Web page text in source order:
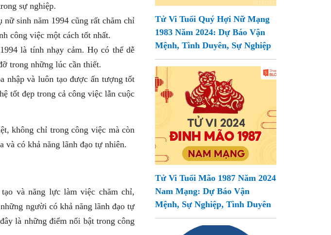
sự nghiệp.
sinh năm 1994 cũng rất chăm chỉ
công việc một cách tốt nhất.
là tính nhạy cảm. Họ có thể dễ
trong những lúc cần thiết.
nhập và luôn tạo được ấn tượng tốt
tốt đẹp trong cả công việc lẫn cuộc
không chỉ trong công việc mà còn
có khả năng lãnh đạo tự nhiên.
và năng lực làm việc chăm chỉ,
người có khả năng lãnh đạo tự
là những điểm nổi bật trong công
Tử Vi Tuổi Quý Hợi Nữ Mạng
1983 Năm 2024: Dự Báo Vận
Mệnh, Tình Duyên, Sự Nghiệp
Tử Vi Tuổi Mão 1987 Năm 2024
Nam Mạng: Dự Báo Vận
Mệnh, Sự Nghiệp, Tình Duyên